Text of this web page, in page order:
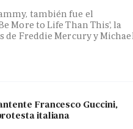
también fue el
More to Life Than This', la
de Freddie Mercury y
Francesco Guccini,
italiana